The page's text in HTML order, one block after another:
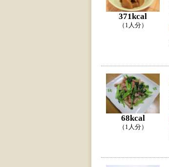
371kcal
（1人分）
68kcal
（1人分）